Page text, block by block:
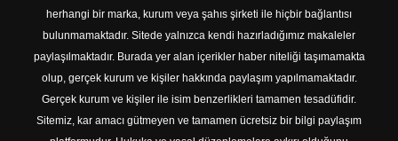
herhangi bir marka, kurum veya şahıs şirketi ile hiçbir bağlantısı
bulunmamaktadır. Sitede yalnızca kendi hazırladığımız makaleler
paylaşılmaktadır. Burada yer alan içerikler haber niteliği taşımamakta
olup, gerçek kurum ve kişiler hakkında paylaşım yapılmamaktadır.
Gerçek kurum ve kişiler ile isim benzerlikleri tamamen tesadüfidir.
Sitemiz, kar amacı gütmeyen ve tamamen ücretsiz bir bilgi paylaşım